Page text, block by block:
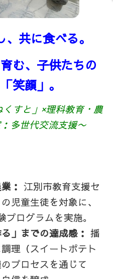
共に食べる。
む、子供たちの
笑顔」。
すと」×理科教育・農
多世代交流支援〜
： 江別市教育支援セ
児童生徒を対象に、
ログラムを実施。
」までの達成感： 播
理（スイートポテト
プロセスを通じて